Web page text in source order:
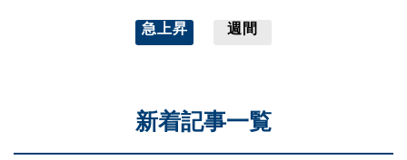
急上昇 週間
新着記事一覧